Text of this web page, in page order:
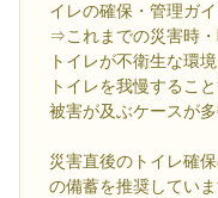
イレの確保・管理ガ
⇒これまでの災害時
トイレが不衛生な環
トイレを我慢するこ
被害が及ぶケースが
災害直後のトイレ確
の備蓄を推奨してい